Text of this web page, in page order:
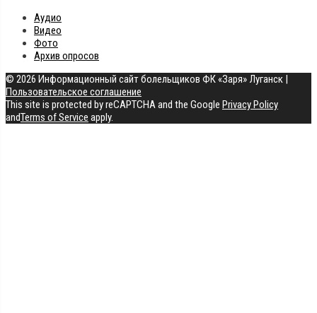
Аудио
Видео
Фото
Архив опросов
© 2026 Информационный сайт болельщиков ФК «Заря» Луганск |
Пользовательское соглашение
This site is protected by reCAPTCHA and the Google Privacy Policy
andTerms of Service apply.